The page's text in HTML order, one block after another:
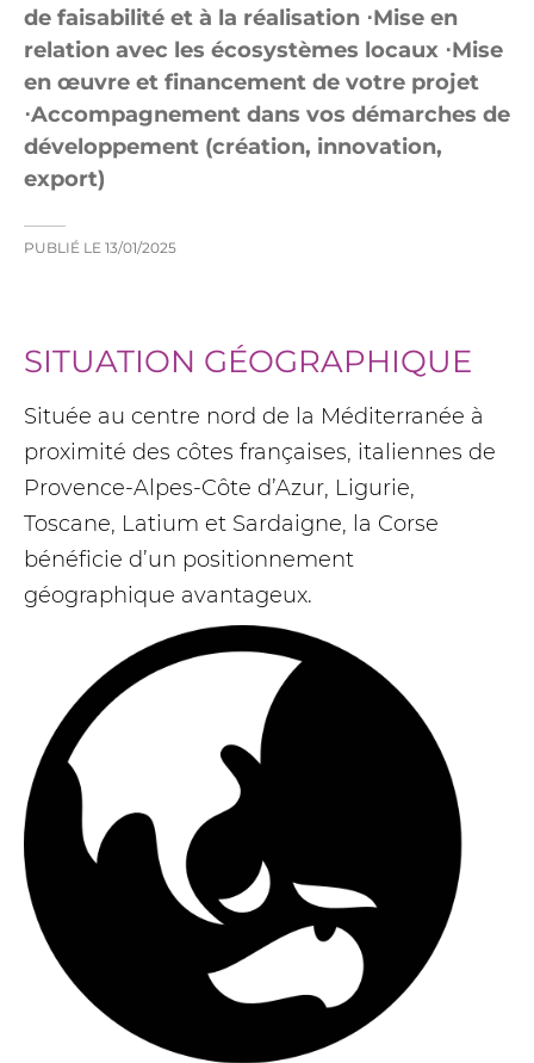
de faisabilité et à la réalisation ⋅Mise en
relation avec les écosystèmes locaux ⋅Mise
en œuvre et financement de votre projet
⋅Accompagnement dans vos démarches de
développement (création, innovation,
export)
PUBLIÉ LE 13/01/2025
SITUATION GÉOGRAPHIQUE
Située au centre nord de la Méditerranée à
proximité des côtes françaises, italiennes de
Provence-Alpes-Côte d’Azur, Ligurie,
Toscane, Latium et Sardaigne, la Corse
bénéficie d’un positionnement
géographique avantageux.